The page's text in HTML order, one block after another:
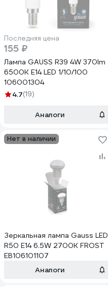
Последняя цена
155 ₽
Лампа GAUSS R39 4W 370lm
6500K Е14 LED 1/10/100
106001304
4.7(19)
Аналоги
Нет в наличии
Зеркальная лампа Gauss LED
R50 E14 6.5W 2700K FROST
EB106101107
Аналоги